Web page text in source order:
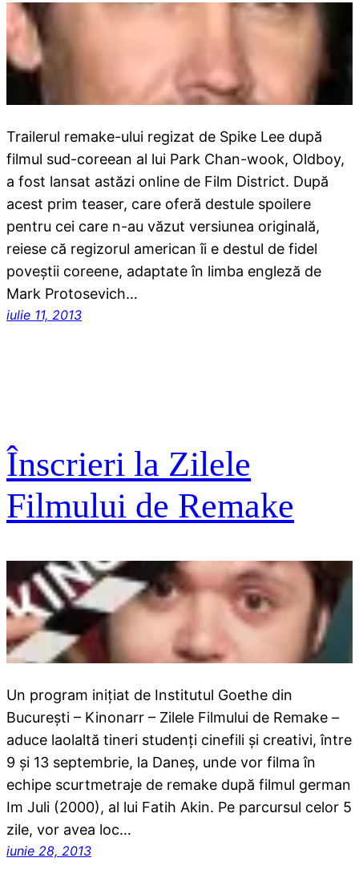
Trailerul remake-ului regizat de Spike Lee după
filmul sud-coreean al lui Park Chan-wook, Oldboy,
a fost lansat astăzi online de Film District. După
acest prim teaser, care oferă destule spoilere
pentru cei care n-au văzut versiunea originală,
reiese că regizorul american îi e destul de fidel
poveştii coreene, adaptate în limba engleză de
Mark Protosevich…
iulie 11, 2013
Înscrieri la Zilele
Filmului de Remake
Un program inițiat de Institutul Goethe din
București – Kinonarr – Zilele Filmului de Remake –
aduce laolaltă tineri studenţi cinefili și creativi, între
9 și 13 septembrie, la Daneş, unde vor filma în
echipe scurtmetraje de remake după filmul german
Im Juli (2000), al lui Fatih Akin. Pe parcursul celor 5
zile, vor avea loc…
iunie 28, 2013